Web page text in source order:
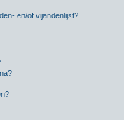
en/of vijandenlijst?